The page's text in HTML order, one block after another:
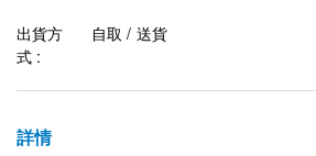
出貨方
式 :
自取 / 送貨
詳情